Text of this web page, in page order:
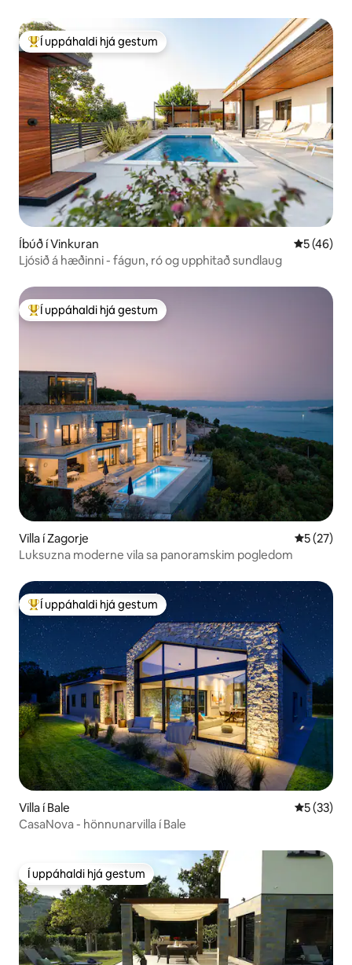
Í mestu uppáhaldi hjá gestum
Í uppáhaldi hjá gestum
Íbúð í Vinkuran 5 af 5 í
5 (46)
Ljósið á hæðinni - fágun, ró og upphitað sundlaug
Í mestu uppáhaldi hjá gestum
Í uppáhaldi hjá gestum
Villa í Zagorje 5 af 5 í
5 (27)
Luksuzna moderne vila sa panoramskim pogledom
Í mestu uppáhaldi hjá gestum
Í uppáhaldi hjá gestum
Villa í Bale 5 af 5 í
5 (33)
CasaNova - hönnunarvilla í Bale
Í uppáhaldi hjá gestum
Í uppáhaldi hjá gestum